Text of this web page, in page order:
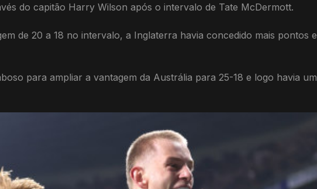
do capitão Harry Wilson após o intervalo de Tate McDermott.
de 20 a 18 no intervalo, a Inglaterra havia concedido mais pontos
para ampliar a vantagem da Austrália para 25-18 e logo havia